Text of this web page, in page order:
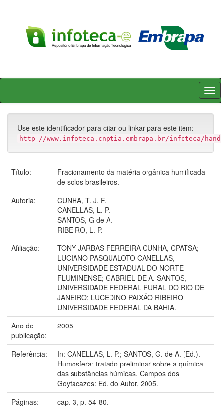
Skip
Use este identificador para citar ou linkar para este item:
http://www.infoteca.cnptia.embrapa.br/infoteca/
Título:
Fracionamento da matéria orgânica humificada
de solos brasileiros.
Autoria:
CUNHA, T. J. F.
CANELLAS, L. P.
SANTOS, G de A.
RIBEIRO, L. P.
Afiliação:
TONY JARBAS FERREIRA CUNHA, CPATSA;
LUCIANO PASQUALOTO CANELLAS,
UNIVERSIDADE ESTADUAL DO NORTE
FLUMINENSE; GABRIEL DE A. SANTOS,
UNIVERSIDADE FEDERAL RURAL DO RIO DE
JANEIRO; LUCEDINO PAIXÃO RIBEIRO,
UNIVERSIDADE FEDERAL DA BAHIA.
Ano de
publicação:
2005
Referência:
In: CANELLAS, L. P.; SANTOS, G. de A. (Ed.).
Humosfera: tratado preliminar sobre a química
das substâncias húmicas. Campos dos
Goytacazes: Ed. do Autor, 2005.
Páginas:
cap. 3, p. 54-80.